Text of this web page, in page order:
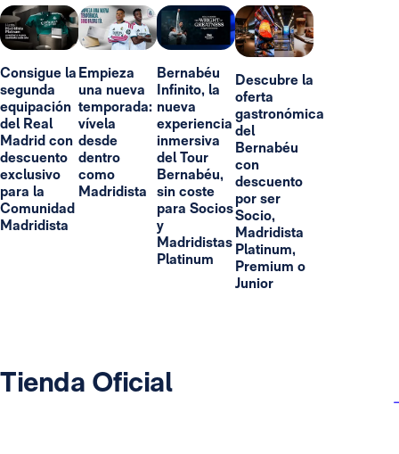
Consigue la
segunda
equipación
del Real
Madrid con
descuento
exclusivo
para la
Comunidad
Madridista
Empieza
una nueva
temporada:
vívela
desde
dentro
como
Madridista
Bernabéu
Infinito, la
nueva
experiencia
inmersiva
del Tour
Bernabéu,
sin coste
para Socios
y
Madridistas
Platinum
Descubre la
oferta
gastronómica
del
Bernabéu
con
descuento
por ser
Socio,
Madridista
Platinum,
Premium o
Junior
Tienda Oficial